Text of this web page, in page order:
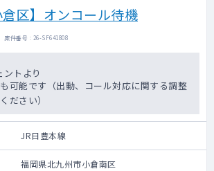
倉区】オンコール待機
案件番号 : 26-SF641808
トより
可能です（出動、コール対応に関する調整
ださい）
JR日豊本線
福岡県北九州市小倉南区